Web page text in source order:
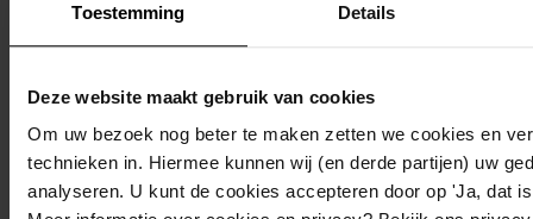
Toestemming Details
Deze website maakt gebruik van cookies
Om uw bezoek nog beter te maken zetten we cookies en
technieken in. Hiermee kunnen wij (en derde partijen) uw
analyseren. U kunt de cookies accepteren door op 'Ja, dat
Kerkelijke gezindte:
Toegangsnummer:
1702-09 Doop-, trouw- en begraafboeken Enkhuizen,
1581-1910
Inventarisnummer :